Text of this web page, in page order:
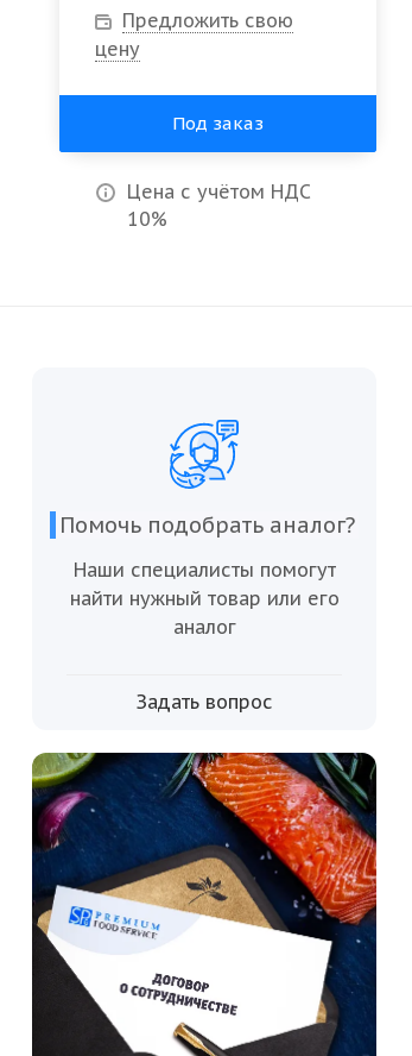
Предложить свою
цену
Под заказ
Цена с учётом НДС
10%
Помочь подобрать аналог?
Наши специалисты помогут
найти нужный товар или его
аналог
Задать вопрос